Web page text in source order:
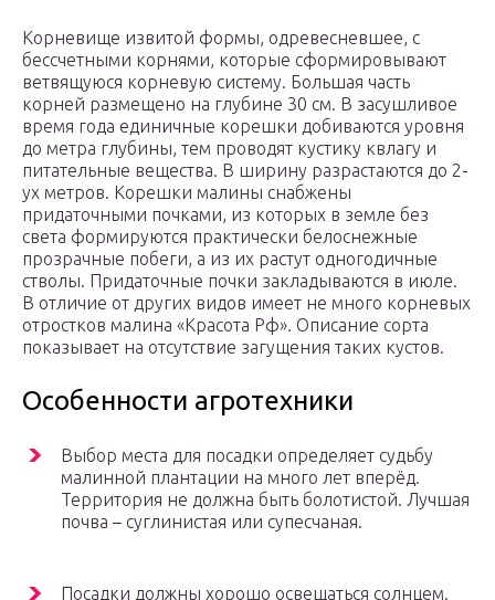
Корневище извитой формы, одревесневшее, с
бессчетными корнями, которые сформировывают
ветвящуюся корневую систему. Большая часть
корней размещено на глубине 30 см. В засушливое
время года единичные корешки добиваются уровня
до метра глубины, тем проводят кустику квлагу и
питательные вещества. В ширину разрастаются до 2-
ух метров. Корешки малины снабжены
придаточными почками, из которых в земле без
света формируются практически белоснежные
прозрачные побеги, а из их растут одногодичные
стволы. Придаточные почки закладываются в июле.
В отличие от других видов имеет не много корневых
отростков малина «Красота Рф». Описание сорта
показывает на отсутствие загущения таких кустов.
Особенности агротехники
Выбор места для посадки определяет судьбу
малинной плантации на много лет вперёд.
Территория не должна быть болотистой. Лучшая
почва – суглинистая или супесчаная.
Посадки должны хорошо освещаться солнцем.